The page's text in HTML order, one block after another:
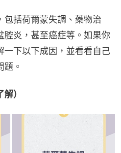
包括荷爾蒙失調、藥物治
腔炎，甚至癌症等。如果你
一下以下成因，並看看自己
題。
）